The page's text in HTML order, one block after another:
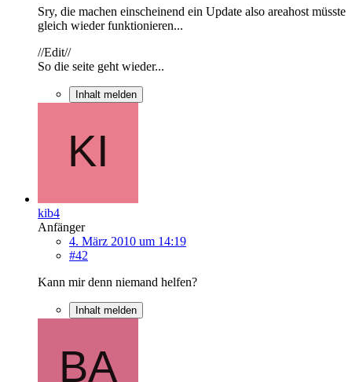
Sry, die machen einscheinend ein Update also areahost müsste
gleich wieder funktionieren...
//Edit//
So die seite geht wieder...
Inhalt melden
kib4
Anfänger
4. März 2010 um 14:19
#42
Kann mir denn niemand helfen?
Inhalt melden